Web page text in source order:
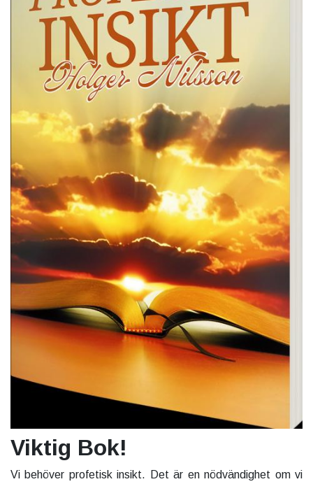
Viktig Bok!
Vi behöver profetisk insikt. Det är en nödvändighet om vi